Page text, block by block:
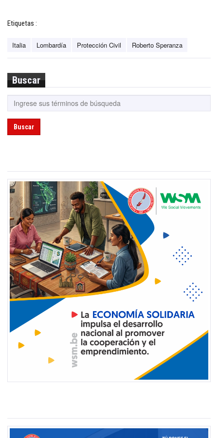
Etiquetas :
Italia Lombardía Protección Civil Roberto Speranza
Buscar
Buscar